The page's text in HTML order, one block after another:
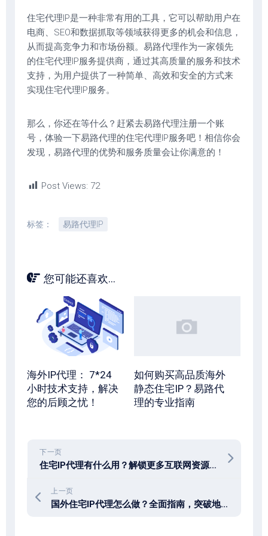
住宅代理IP是一种非常有用的工具，它可以帮助用户在
电商、SEO和数据抓取等领域获得更多的机会和信息，
从而提高竞争力和市场份额。易路代理作为一家领先
的住宅代理IP服务提供商，通过其高质量的服务和技术
支持，为用户提供了一种简单、高效和安全的方式来
实现住宅代理IP服务。
那么，你还在等什么？赶紧去易路代理注册一个账
号，体验一下易路代理的住宅代理IP服务吧！相信你会
发现，易路代理的优势和服务质量会让你满意的！
Post Views: 72
标签： 易路代理IP
您可能还喜欢...
海外IP代理： 7*24
小时技术支持，解决
您的后顾之忧！
如何购买高品质海外
静态住宅IP？易路代
理的专业指南
下一页
住宅IP代理有什么用？解锁更多互联网资源的最佳方法
上一页
国外住宅IP代理怎么做？全面指南，突破地域限制